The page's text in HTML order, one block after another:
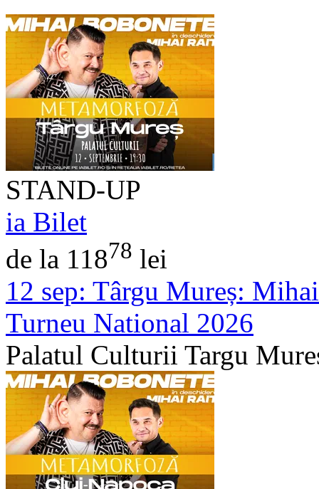
STAND-UP
ia Bilet
de la 11878 lei
12 sep: Târgu Mureș:
Turneu National 2026
Palatul Culturii Targu